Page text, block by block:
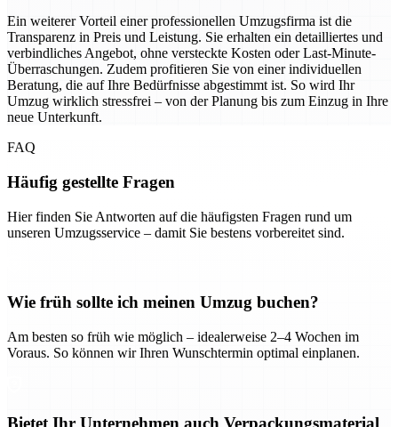
Ein weiterer Vorteil einer professionellen Umzugsfirma ist die
Transparenz in Preis und Leistung. Sie erhalten ein detailliertes und
verbindliches Angebot, ohne versteckte Kosten oder Last-Minute-
Überraschungen. Zudem profitieren Sie von einer individuellen
Beratung, die auf Ihre Bedürfnisse abgestimmt ist. So wird Ihr
Umzug wirklich stressfrei – von der Planung bis zum Einzug in Ihre
neue Unterkunft.
FAQ
Häufig gestellte Fragen
Hier finden Sie Antworten auf die häufigsten Fragen rund um
unseren Umzugsservice – damit Sie bestens vorbereitet sind.
Wie früh sollte ich meinen Umzug buchen?
Am besten so früh wie möglich – idealerweise 2–4 Wochen im
Voraus. So können wir Ihren Wunschtermin optimal einplanen.
Bietet Ihr Unternehmen auch Verpackungsmaterial